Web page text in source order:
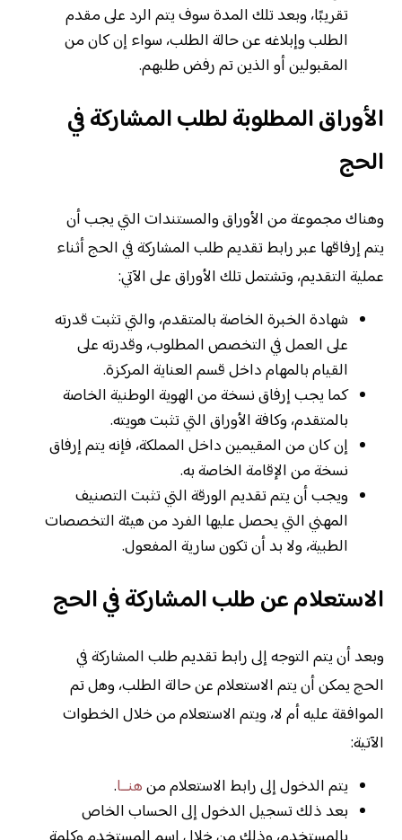
تقريبًا، وبعد تلك المدة سوف يتم الرد على مقدم
الطلب وإبلاغه عن حالة الطلب، سواء إن كان من
المقبولين أو الذين تم رفض طلبهم.
الأوراق المطلوبة لطلب المشاركة في
الحج
وهناك مجموعة من الأوراق والمستندات التي يجب أن
يتم إرفاقها عبر رابط تقديم طلب المشاركة في الحج أثناء
عملية التقديم، وتشتمل تلك الأوراق على الآتي:
شهادة الخبرة الخاصة بالمتقدم، والتي تثبت قدرته
على العمل في التخصص المطلوب، وقدرته على
القيام بالمهام داخل قسم العناية المركزة.
كما يجب إرفاق نسخة من الهوية الوطنية الخاصة
بالمتقدم، وكافة الأوراق التي تثبت هويته.
إن كان من المقيمين داخل المملكة، فإنه يتم إرفاق
نسخة من الإقامة الخاصة به.
ويجب أن يتم تقديم الورقة التي تثبت التصنيف
المهني التي يحصل عليها الفرد من هيئة التخصصات
الطبية، ولا بد أن تكون سارية المفعول.
الاستعلام عن طلب المشاركة في الحج
وبعد أن يتم التوجه إلى رابط تقديم طلب المشاركة في
الحج يمكن أن يتم الاستعلام عن حالة الطلب، وهل تم
الموافقة عليه أم لا، ويتم الاستعلام من خلال الخطوات
الآتية:
يتم الدخول إلى رابط الاستعلام منهنــا.
بعد ذلك تسجيل الدخول إلى الحساب الخاص